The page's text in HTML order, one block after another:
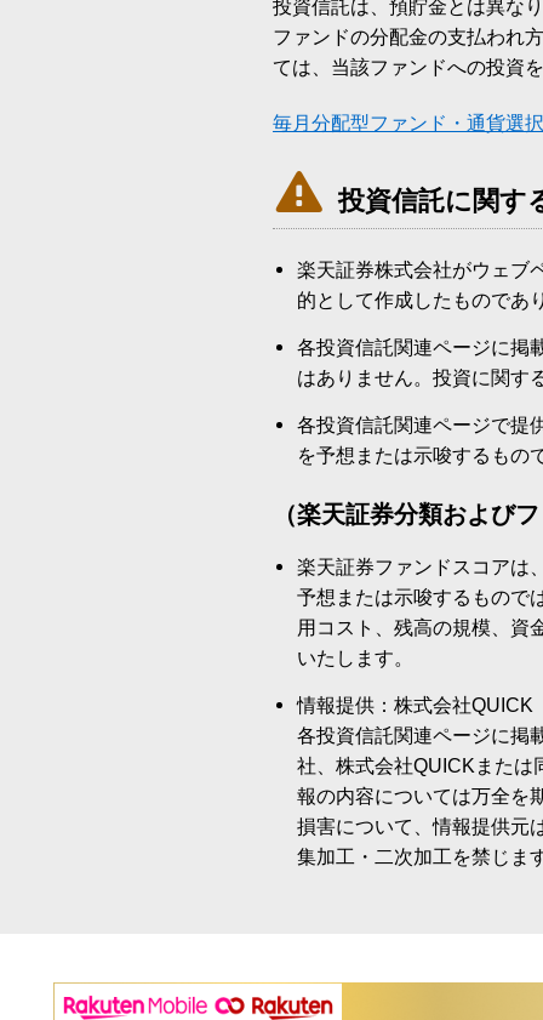
投資信託は、預貯金とは異な
ファンドの分配金の支払われ
ては、当該ファンドへの投資
毎月分配型ファンド・通貨選
 投資信託に関す
楽天証券株式会社がウェブ
的として作成したものであ
各投資信託関連ページに掲
はありません。投資に関す
各投資信託関連ページで提
を予想または示唆するもの
（楽天証券分類および
楽天証券ファンドスコアは
予想または示唆するもので
用コスト、残高の規模、資
いたします。
情報提供：株式会社QUICK
各投資信託関連ページに掲
社、株式会社QUICKまたは
報の内容については万全を
損害について、情報提供元
集加工・二次加工を禁じま